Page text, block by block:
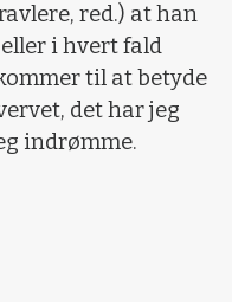
red.) at han
i hvert fald
til at betyde
det har jeg
indrømme.